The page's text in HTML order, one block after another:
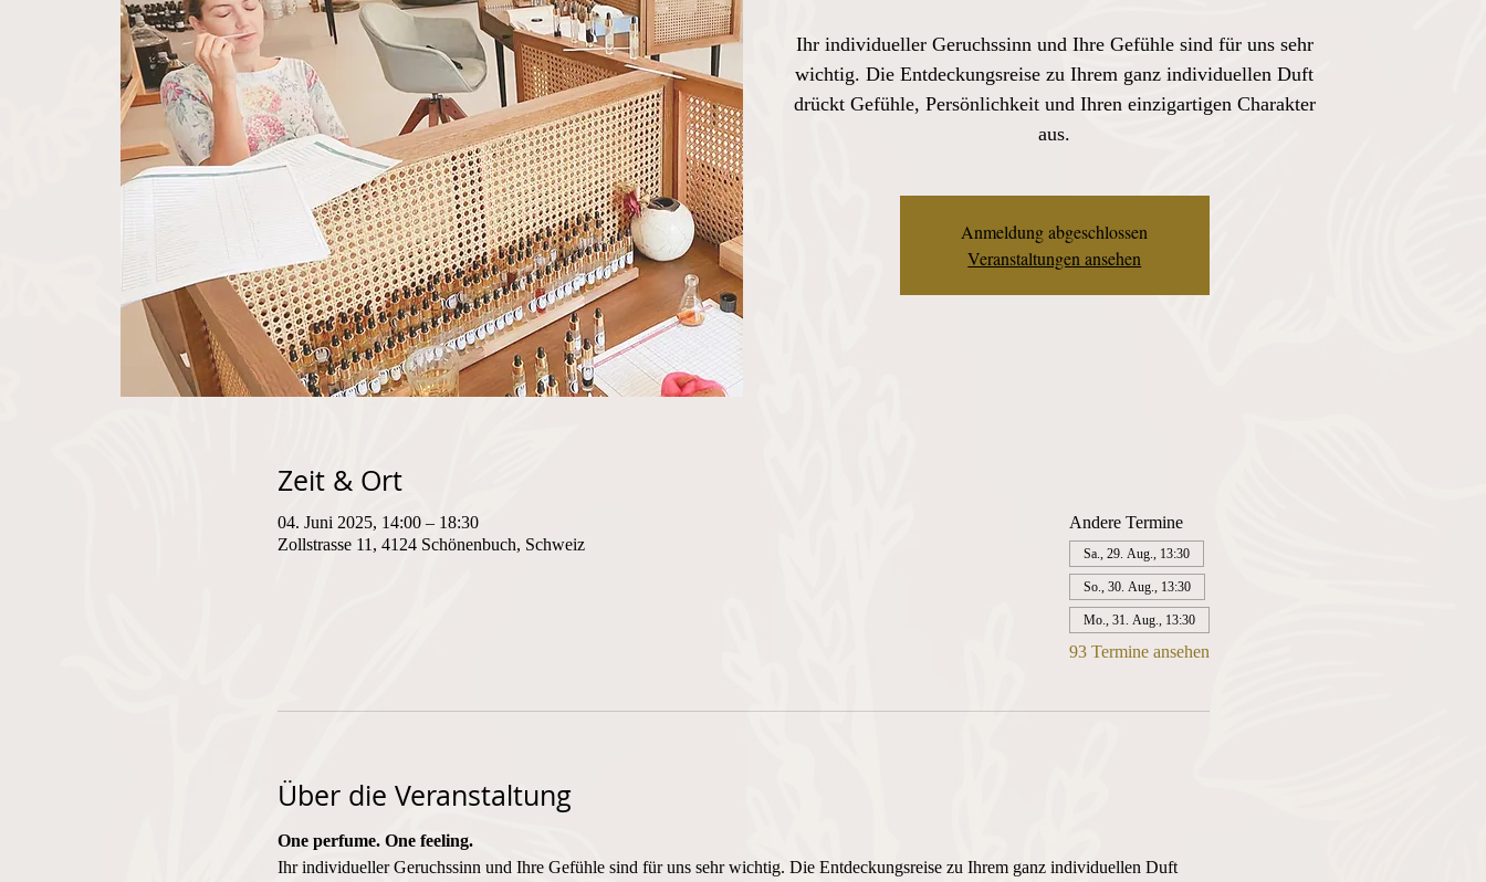
Ihr individueller Geruchssinn und Ihre Gefühle sind für uns sehr
wichtig. Die Entdeckungsreise zu Ihrem ganz individuellen Duft
drückt Gefühle, Persönlichkeit und Ihren einzigartigen Charakter
aus.
Anmeldung abgeschlossen
Veranstaltungen ansehen
Zeit & Ort
04. Juni 2025, 14:00 – 18:30
Zollstrasse 11, 4124 Schönenbuch, Schweiz
Andere Termine
Sa., 29. Aug., 13:30
So., 30. Aug., 13:30
Mo., 31. Aug., 13:30
93 Termine ansehen
Über die Veranstaltung
One perfume. One feeling.
Ihr individueller Geruchssinn und Ihre Gefühle sind für uns sehr wichtig. Die Entdeckungsreise zu Ihrem ganz individuellen Duft